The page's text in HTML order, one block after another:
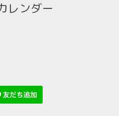
レンダー